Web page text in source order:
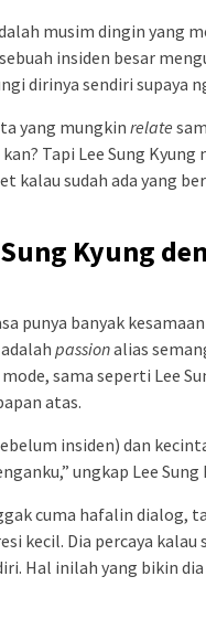
musim dingin yang
insiden besar
dirinya sendiri supaya
yang mungkin relate
Tapi Lee Sung
kalau sudah ada yang
Kyung
punya banyak
passionalias
sama seperti Lee
atas.
insiden) dan
ungkap Lee
cuma hafalin dialog,
kecil. Dia percaya kalau
Hal inilah yang bikin